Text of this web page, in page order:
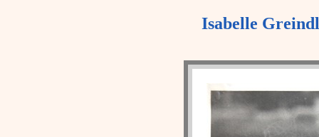
Isabelle